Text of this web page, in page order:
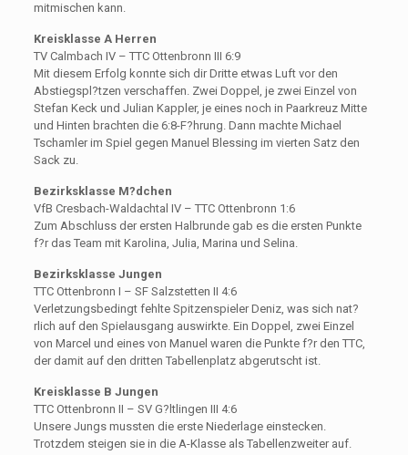
mitmischen kann.
Kreisklasse A Herren
TV Calmbach IV – TTC Ottenbronn III 6:9
Mit diesem Erfolg konnte sich dir Dritte etwas Luft vor den
Abstiegspl?tzen verschaffen. Zwei Doppel, je zwei Einzel von
Stefan Keck und Julian Kappler, je eines noch in Paarkreuz Mitte
und Hinten brachten die 6:8-F?hrung. Dann machte Michael
Tschamler im Spiel gegen Manuel Blessing im vierten Satz den
Sack zu.
Bezirksklasse M?dchen
VfB Cresbach-Waldachtal IV – TTC Ottenbronn 1:6
Zum Abschluss der ersten Halbrunde gab es die ersten Punkte
f?r das Team mit Karolina, Julia, Marina und Selina.
Bezirksklasse Jungen
TTC Ottenbronn I – SF Salzstetten II 4:6
Verletzungsbedingt fehlte Spitzenspieler Deniz, was sich nat?
rlich auf den Spielausgang auswirkte. Ein Doppel, zwei Einzel
von Marcel und eines von Manuel waren die Punkte f?r den TTC,
der damit auf den dritten Tabellenplatz abgerutscht ist.
Kreisklasse B Jungen
TTC Ottenbronn II – SV G?ltlingen III 4:6
Unsere Jungs mussten die erste Niederlage einstecken.
Trotzdem steigen sie in die A-Klasse als Tabellenzweiter auf.